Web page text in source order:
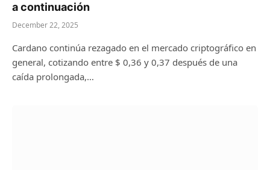
a continuación
December 22, 2025
Cardano continúa rezagado en el mercado criptográfico en
general, cotizando entre $ 0,36 y 0,37 después de una
caída prolongada,…